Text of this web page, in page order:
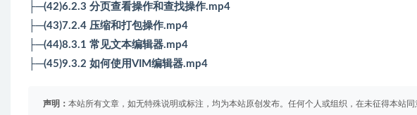
├─(42)6.2.3 分页查看操作和查找操作.mp4
├─(43)7.2.4 压缩和打包操作.mp4
├─(44)8.3.1 常见文本编辑器.mp4
├─(45)9.3.2 如何使用VIM编辑器.mp4
声明： 本站所有文章，如无特殊说明或标注，均为本站原创发布。任何个人或组织，在未征得本站